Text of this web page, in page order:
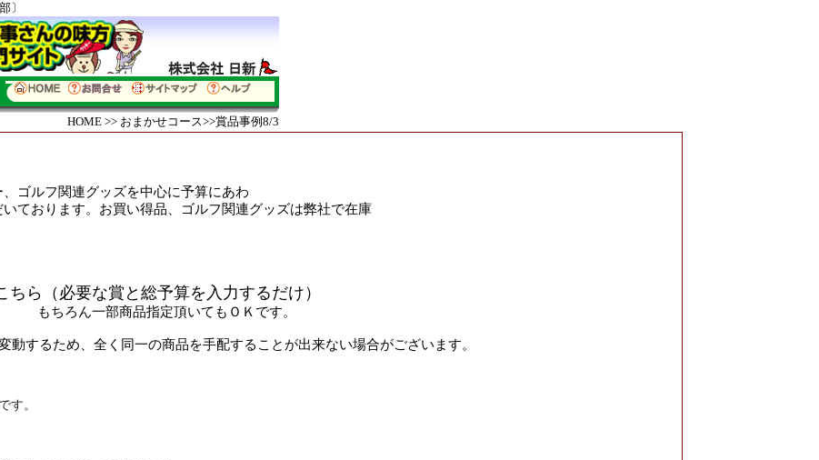
〕
HOME >> おまかせコース>>賞品事例8/3
ゴルフ関連グッズを中心に予算にあわ
買い得品、ゴルフ関連グッズは弊社で在庫
ちら（ 必要な賞と総予算を入力するだけ）
てもＯＫです。
動するため、全く同一の商品を手配することが出来ない場合がございます。
す。